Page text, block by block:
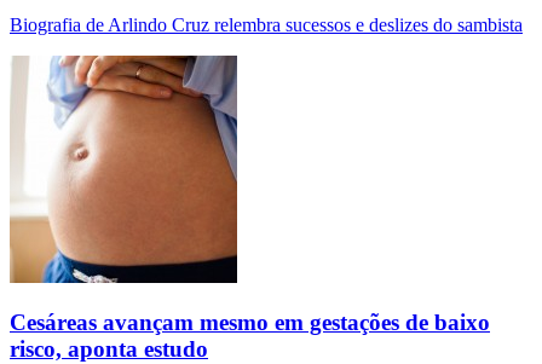
Biografia de Arlindo Cruz relembra sucessos e deslizes do sambista
Cesáreas avançam mesmo em gestações de baixo
risco, aponta estudo